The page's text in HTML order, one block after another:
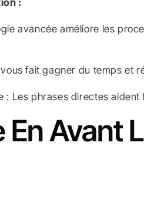
:
avancée améliore les
fait gagner du temps et
: Les phrases directes
Avant